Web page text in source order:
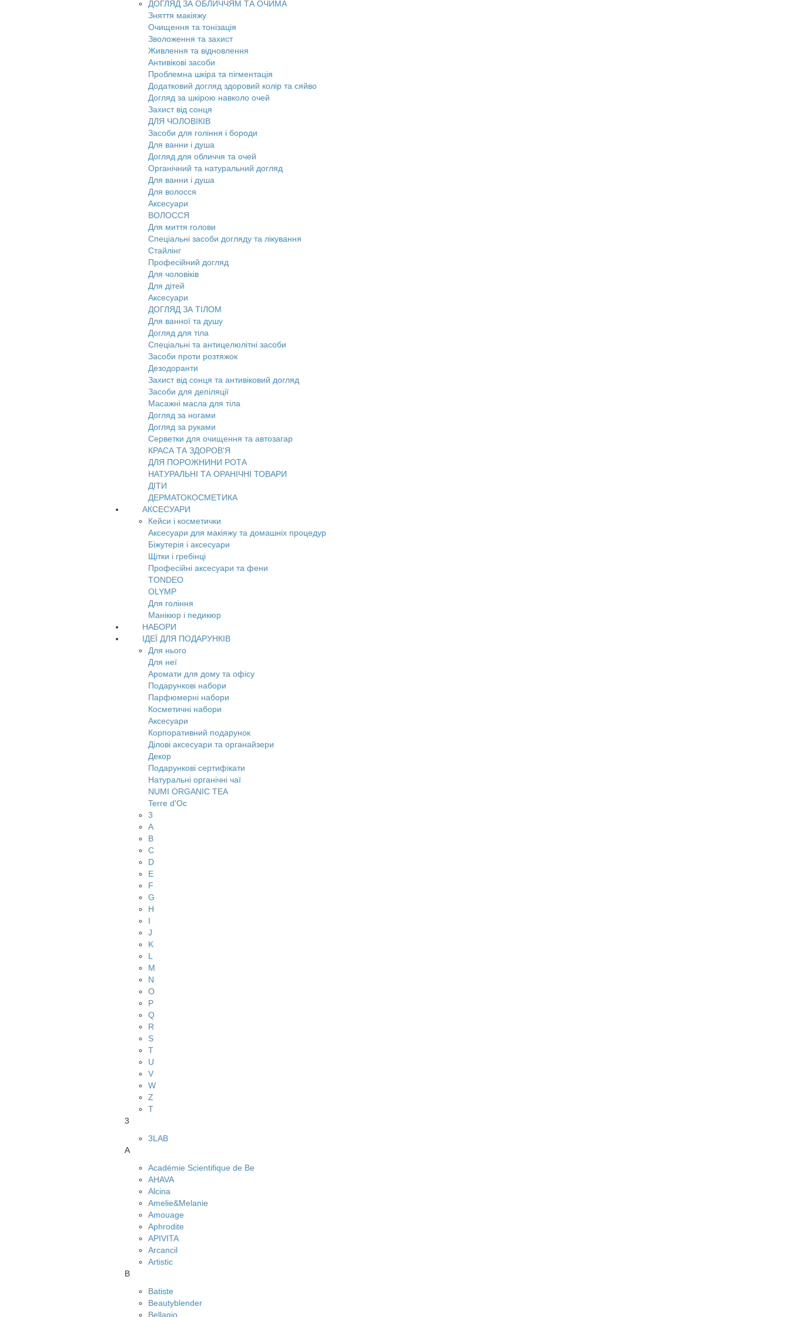
ДОГЛЯД ЗА ОБЛИЧЧЯМ ТА ОЧИМА
Зняття макіяжу
Очищення та тонізація
Зволоження та захист
Живлення та відновлення
Антивікові засоби
Проблемна шкіра та пігментація
Додатковий догляд здоровий колір та сяйво
Догляд за шкірою навколо очей
Захист від сонця
ДЛЯ ЧОЛОВІКІВ
Засоби для гоління і бороди
Для ванни і душа
Догляд для обличчя та очей
Органічний та натуральний догляд
Для ванни і душа
Для волосся
Аксесуари
ВОЛОССЯ
Для миття голови
Спеціальні засоби догляду та лікування
Стайлінг
Професійний догляд
Для чоловіків
Для дітей
Аксесуари
ДОГЛЯД ЗА ТІЛОМ
Для ванної та душу
Догляд для тіла
Спеціальні та антицелюлітні засоби
Засоби проти розтяжок
Дезодоранти
Захист від сонця та антивіковий догляд
Засоби для депіляції
Масажні масла для тіла
Догляд за ногами
Догляд за руками
Серветки для очищення та автозагар
КРАСА ТА ЗДОРОВ'Я
ДЛЯ ПОРОЖНИНИ РОТА
НАТУРАЛЬНІ ТА ОРАНІЧНІ ТОВАРИ
ДІТИ
ДЕРМАТОКОСМЕТИКА
АКСЕСУАРИ
Кейси і косметички
Аксесуари для макіяжу та домашніх процедур
Біжутерія і аксесуари
Щітки і гребінці
Професійні аксесуари та фени
TONDEO
OLYMP
Для гоління
Манікюр і педикюр
НАБОРИ
ІДЕЇ ДЛЯ ПОДАРУНКІВ
Для нього
Для неї
Аромати для дому та офісу
Подарункові набори
Парфюмерні набори
Косметичні набори
Аксесуари
Корпоративний подарунок
Ділові аксесуари та органайзери
Декор
Подарункові сертифікати
Натуральні органічні чаї
NUMI ORGANIC TEA
Terre d'Oc
3
A
B
C
D
E
F
G
H
I
J
K
L
M
N
O
P
Q
R
S
T
U
V
W
Z
Т
3
3LAB
A
Académie Scientifique de Be
AHAVA
Alcina
Amelie&Melanie
Amouage
Aphrodite
APIVITA
Arcancil
Artistic
B
Batiste
Beautyblender
Bellagio